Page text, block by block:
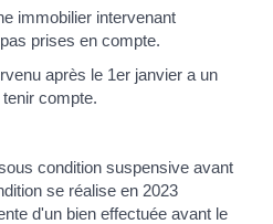
immobilier intervenant
prises en compte.
après le 1erjanvier a un
compte.
condition suspensive avant
se réalise en 2023
d'un bien effectuée avant le